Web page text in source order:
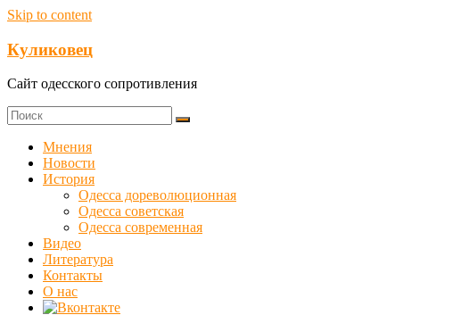
Skip to content
Куликовец
Сайт одесского сопротивления
Мнения
Новости
История
Одесса дореволюционная
Одесса советская
Одесса современная
Видео
Литература
Контакты
О нас